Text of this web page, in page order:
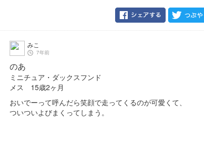
みこ
7年前
のあ
ミニチュア・ダックスフンド
メス 15歳2ヶ月
おいでーって呼んだら笑顔で走ってくるのが可愛くて、
ついついよびまくってしまう。